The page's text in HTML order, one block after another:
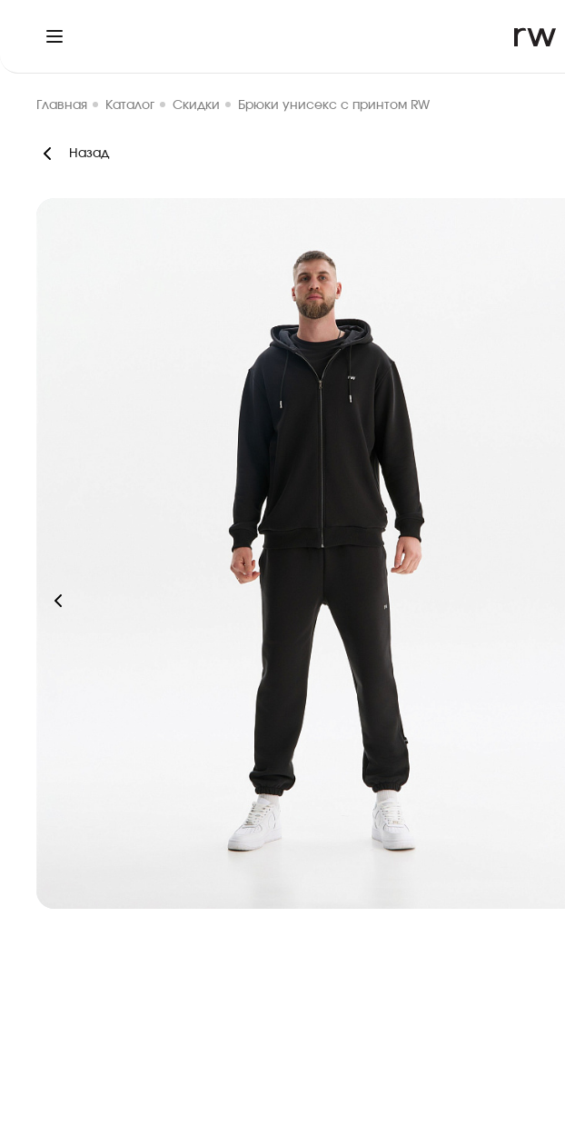
Главная Каталог Скидки Брюки унисекс с принтом RW
Назад